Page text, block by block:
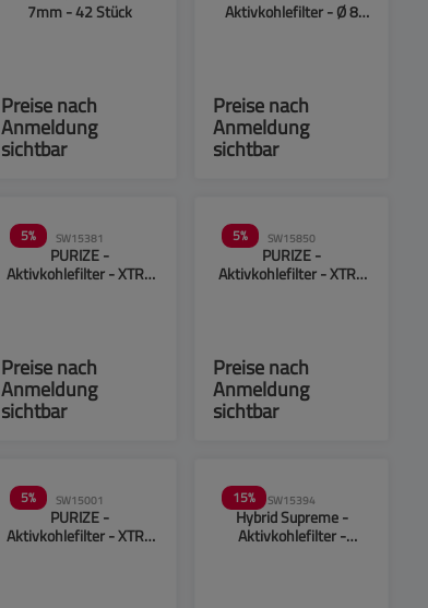
7mm - 42 Stück
Preise nach
Anmeldung
sichtbar
Aktivkohlefilter - Ø 8
Preise nach
Anmeldung
sichtbar
5% SW15381
PURIZE -
Aktivkohlefilter - XTRA
Preise nach
Anmeldung
sichtbar
5% SW15850
PURIZE -
Aktivkohlefilter - XTRA
Preise nach
Anmeldung
sichtbar
5% SW15001
PURIZE -
Aktivkohlefilter - XTRA
15% SW15394
Hybrid Supreme -
Aktivkohlefilter -